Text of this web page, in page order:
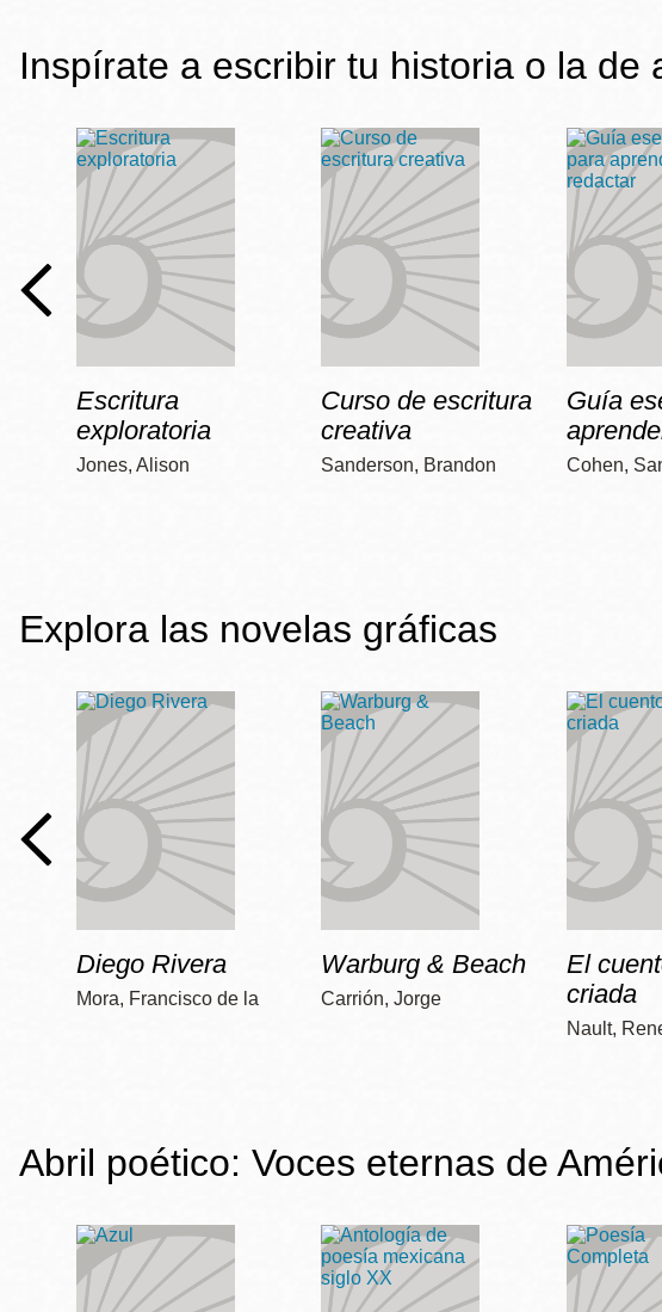
Inspírate a escribir tu historia o la de
Escritura
exploratoria
Jones, Alison
Curso de escritura
creativa
Sanderson, Brandon
Guía
Cohen,
Explora las novelas gráficas
Diego Rivera
Mora, Francisco de la
Warburg & Beach
Carrión, Jorge
El
criada
Nault,
Abril poético: Voces eternas de